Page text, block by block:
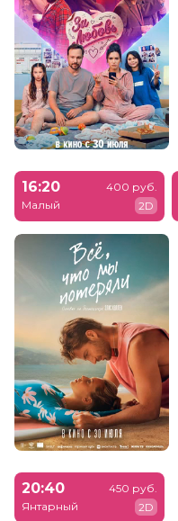
16:20
Малый
400 руб.
2D
20:40
Янтарный
450 руб.
2D